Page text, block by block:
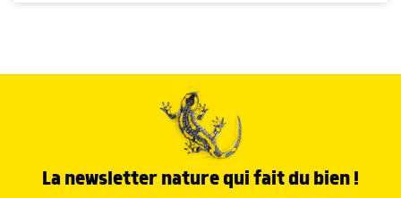
La newsletter nature qui fait du bien !